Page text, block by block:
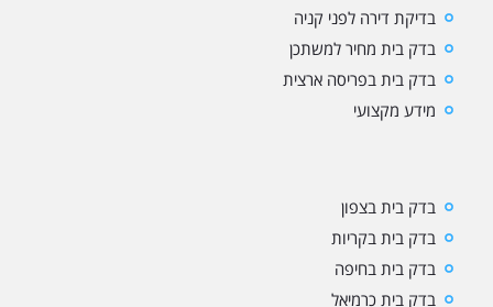
בדיקת דירה לפני קניה
בדק בית מחיר למשתכן
בדק בית בפריסה ארצית
מידע מקצועי
בדק בית בצפון
בדק בית בקריות
בדק בית בחיפה
בדק בית כרמיאל